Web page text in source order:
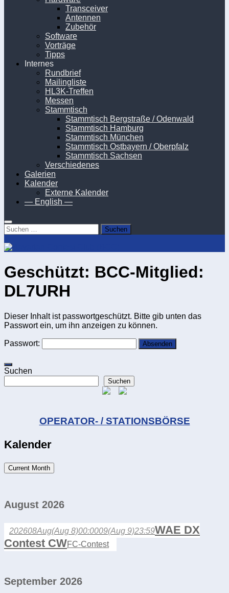
Transceiver
Antennen
Zubehör
Software
Vorträge
Tipps
Internes
Rundbrief
Mailingliste
HL3K-Treffen
Messen
Stammtisch
Stammtisch Bergstraße / Odenwald
Stammtisch Hamburg
Stammtisch München
Stammtisch Ostbayern / Oberpfalz
Stammtisch Sachsen
Verschiedenes
Galerien
Kalender
Externe Kalender
— English —
Suchen
nach:
Geschützt: BCC-Mitglied:
DL7URH
Dieser Inhalt ist passwortgeschützt. Bitte gib unten das
Passwort ein, um ihn anzeigen zu können.
Passwort:
Suchen
Suchen
OPERATOR- / STATIONSBÖRSE
Kalender
Current Month
August 2026
202608Aug(Aug 8)00:0009(Aug 9)23:59WAE DX
Contest CWFC-Contest
September 2026